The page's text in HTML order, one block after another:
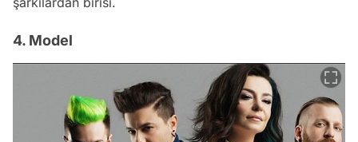
4. Model